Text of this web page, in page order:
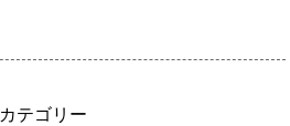
カテゴリー